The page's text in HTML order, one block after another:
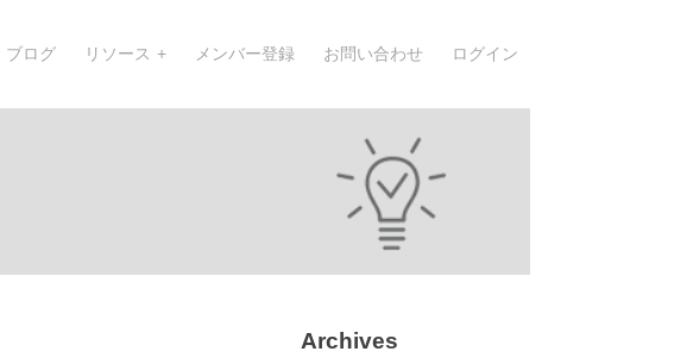
ブログ リソース メンバー登録 お問い合わせ ログイン
Archives